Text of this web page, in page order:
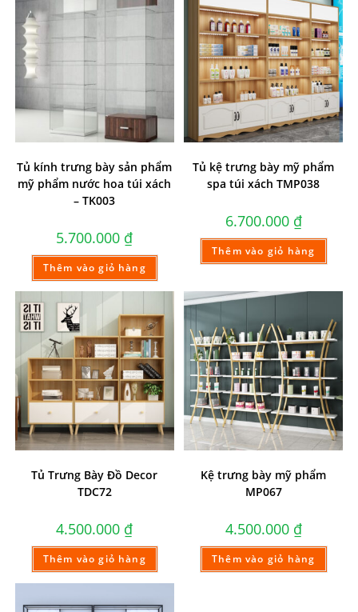
Tủ kính trưng bày sản phẩm
mỹ phẩm nước hoa túi xách
– TK003
5.700.000 ₫
Thêm vào giỏ hàng
Tủ kệ trưng bày mỹ phẩm
spa túi xách TMP038
6.700.000 ₫
Thêm vào giỏ hàng
Tủ Trưng Bày Đồ Decor
TDC72
4.500.000 ₫
Thêm vào giỏ hàng
Kệ trưng bày mỹ phẩm
MP067
4.500.000 ₫
Thêm vào giỏ hàng